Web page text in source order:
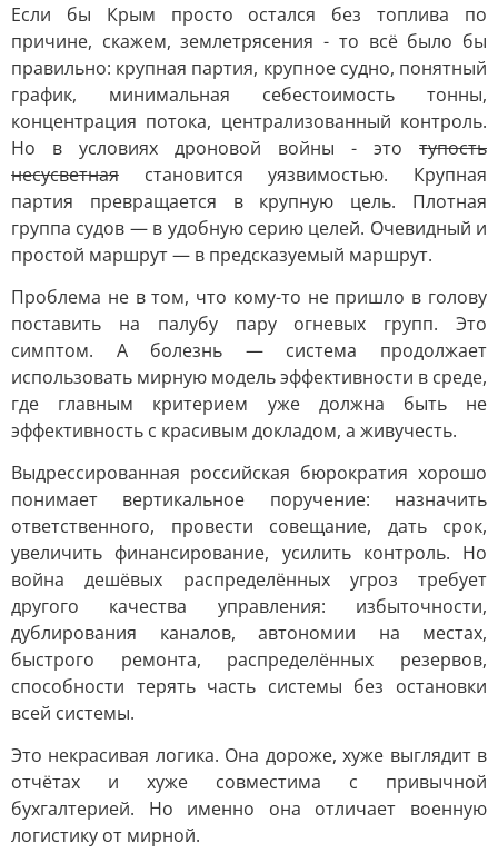
Если бы Крым просто остался без топлива по
причине, скажем, землетрясения - то всё было бы
правильно: крупная партия, крупное судно, понятный
график, минимальная себестоимость тонны,
концентрация потока, централизованный контроль.
Но в условиях дроновой войны - это тупость
несусветная становится уязвимостью. Крупная
партия превращается в крупную цель. Плотная
группа судов — в удобную серию целей. Очевидный и
простой маршрут — в предсказуемый маршрут.
Проблема не в том, что кому-то не пришло в голову
поставить на палубу пару огневых групп. Это
симптом. А болезнь — система продолжает
использовать мирную модель эффективности в среде,
где главным критерием уже должна быть не
эффективность с красивым докладом, а живучесть.
Выдрессированная российская бюрократия хорошо
понимает вертикальное поручение: назначить
ответственного, провести совещание, дать срок,
увеличить финансирование, усилить контроль. Но
война дешёвых распределённых угроз требует
другого качества управления: избыточности,
дублирования каналов, автономии на местах,
быстрого ремонта, распределённых резервов,
способности терять часть системы без остановки
всей системы.
Это некрасивая логика. Она дороже, хуже выглядит в
отчётах и хуже совместима с привычной
бухгалтерией. Но именно она отличает военную
логистику от мирной.